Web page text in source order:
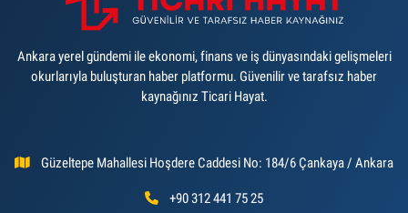
Ankara yerel gündemi ile ekonomi, finans ve iş dünyasındaki gelişmeleri
okurlarıyla buluşturan haber platformu. Güvenilir ve tarafsız haber
kaynağınız Ticari Hayat.
Güzeltepe Mahallesi Hoşdere Caddesi No: 184/6 Çankaya / Ankara
+90 312 441 75 25